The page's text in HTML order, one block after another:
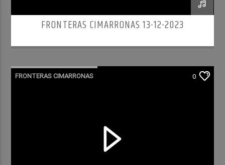
FRONTERAS CIMARRONAS 13-12-2023
FRONTERAS CIMARRONAS 0